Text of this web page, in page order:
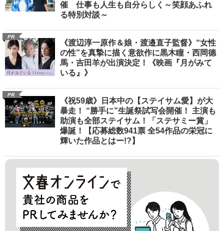
催 仕事も人生も自分らしく～笑顔あふれ
る特別対談～
PR
《渡辺淳一原作＆娘・渡邉直子監督》“女性
の性”を真摯に描く意欲作に黒木瞳・西岡德
馬・吉田羊が出演決定！《映画『月がみて
いる』》
PR
《祝59歳》日本中の【ステイサム愛】が大
暴走！ “勝手に”生誕祭試写会開催！ 主演も
助演も全部ステイサム！「ステサミー賞」
爆誕！【応募総数941票 全54作品の栄冠に
輝いた作品とはー!?】